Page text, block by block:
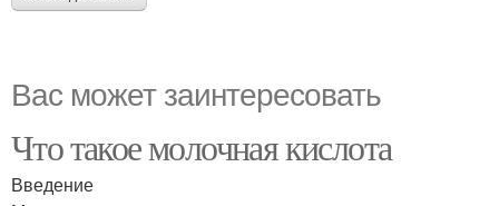
Вас может заинтересовать
Что такое молочная кислота
Введение